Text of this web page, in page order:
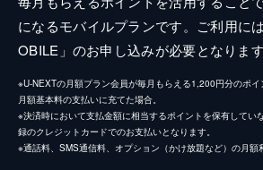
になるモバイルプランです。ご利用に
OBILE」のお申し込みが必要となります
※U-NEXTの月額プラン会員が毎月もらえる1,200円分のポ
月額基本料の支払いに充てた場合。
※決済時において支払金額に相当するポイントを保有してい
録のクレジットカードでのお支払いとなります。
※通話料、SMS通信料、オプション（かけ放題など）の月額